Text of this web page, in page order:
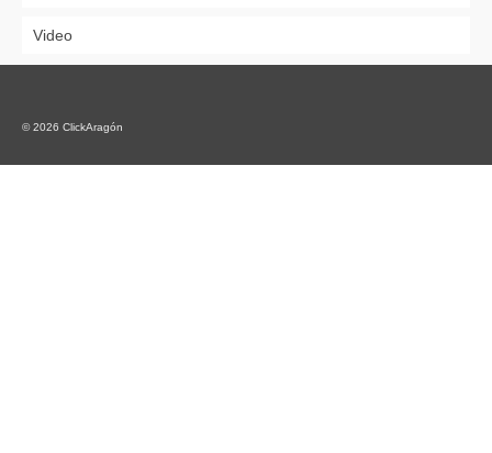
Video
© 2026 ClickAragón